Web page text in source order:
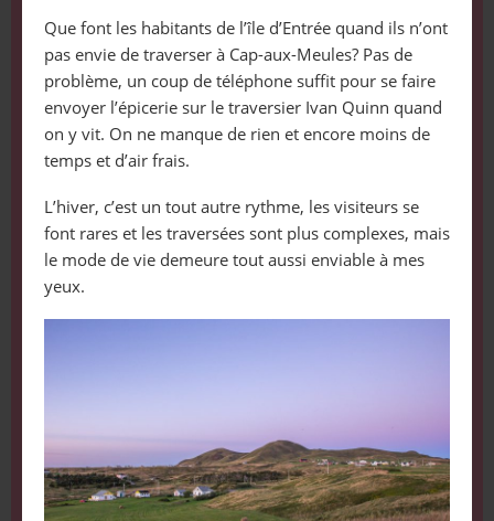
Que font les habitants de l’île d’Entrée quand ils n’ont
pas envie de traverser à Cap-aux-Meules? Pas de
problème, un coup de téléphone suffit pour se faire
envoyer l’épicerie sur le traversier Ivan Quinn quand
on y vit. On ne manque de rien et encore moins de
temps et d’air frais.
L’hiver, c’est un tout autre rythme, les visiteurs se
font rares et les traversées sont plus complexes, mais
le mode de vie demeure tout aussi enviable à mes
yeux.